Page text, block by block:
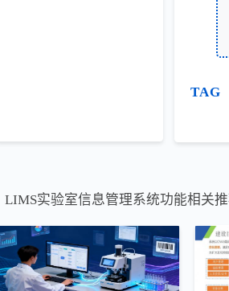
TAG
LIMS实验室信息管理系统功能相关